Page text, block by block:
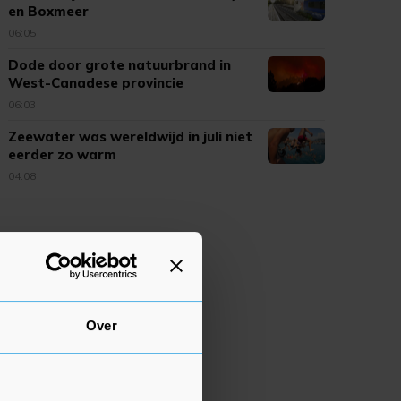
Over
en Boxmeer
06:05
Dode door grote natuurbrand in
West-Canadese provincie
06:03
Zeewater was wereldwijd in juli niet
eerder zo warm
04:08